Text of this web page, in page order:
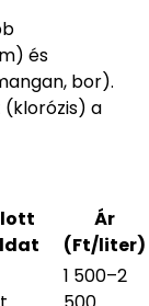
és
bor).
(klorózis) a
Ár
(Ft/liter)
1 500–2